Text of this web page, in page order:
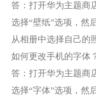
答：打开华为主题商
选择“壁纸”选项，然
从相册中选择自己的
如何更改手机的字体
答：打开华为主题商
选择“字体”选项，然